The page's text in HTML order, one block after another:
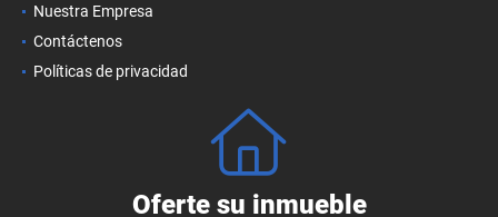
Nuestra Empresa
Contáctenos
Políticas de privacidad
Oferte su inmueble